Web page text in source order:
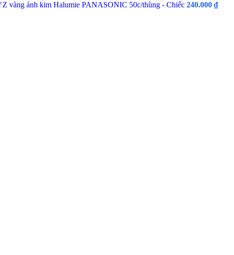
vàng ánh kim Halumie PANASONIC 50c/thùng - Chiếc 240.000 ₫